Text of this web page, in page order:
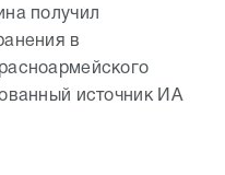
получил
в
источник ИА